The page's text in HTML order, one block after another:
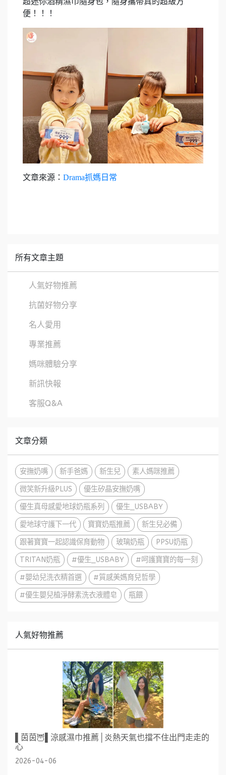
便！！！
文章來源： Drama抓媽日常
所有文章主題
人氣好物推薦
抗菌好物分享
名人愛用
專業推薦
媽咪體驗分享
新訊快報
客服Q&A
文章分類
安撫奶嘴 新手爸媽 新生兒 素人媽咪推薦
微笑新升級PLUS 優生矽晶安撫奶嘴
優生真母感愛地球奶瓶系列 優生_USBABY
愛地球守護下一代 寶寶奶瓶推薦 新生兒必備
跟著寶寶一起認識保育動物 玻璃奶瓶 PPSU奶瓶
TRITAN奶瓶 #優生_USBABY #呵護寶寶的每一刻
#嬰幼兒洗衣精首選 #質感美媽育兒哲學
#優生嬰兒植淨酵素洗衣液體皂 瓶餵
人氣好物推薦
▌茵茵🦉▌涼感濕巾推薦│炎熱天氣也擋不住出門走走的
心
2026-04-06